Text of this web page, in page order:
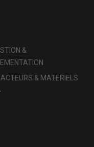
&
& MATÉRIELS